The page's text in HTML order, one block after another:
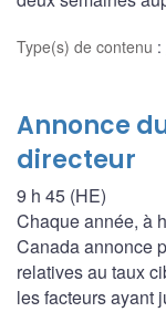
Type(s) de contenu :
Annonce
directeur
9 h 45 (HE)
Chaque année, à
Canada annonce
relatives au taux
les facteurs ayant